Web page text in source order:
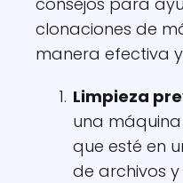
clonaciones de
manera efectiva
Limpieza
una
que esté en
de archivos